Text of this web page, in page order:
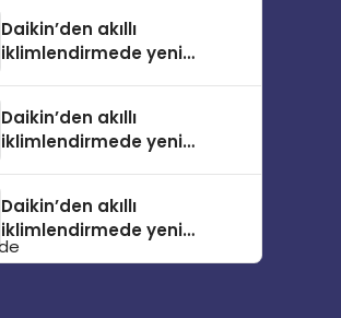
Daikin’den akıllı
iklimlendirmede yeni
Daikin’den akıllı
iklimlendirmede yeni
Daikin’den akıllı
iklimlendirmede yeni
dönem: Madoka Plus